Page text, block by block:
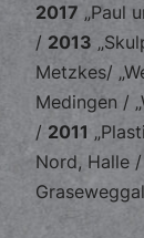
2017 „Paul
/ 2013
Metzkes/
Medingen /
/ 2011
Nord, Halle /